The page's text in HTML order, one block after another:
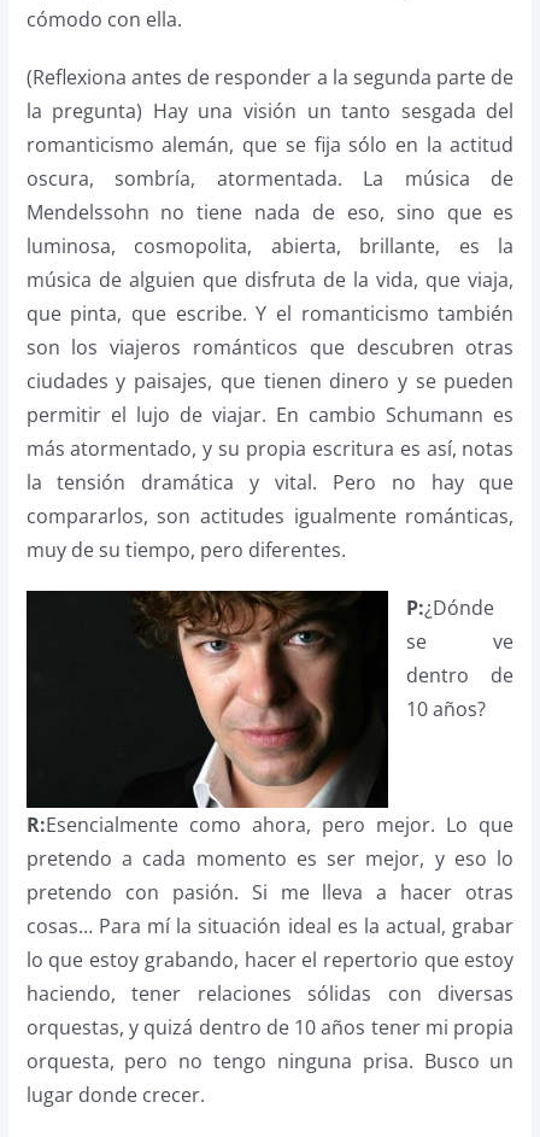
cómodo con ella.
(Reflexiona antes de responder a la segunda parte de
la pregunta) Hay una visión un tanto sesgada del
romanticismo alemán, que se fija sólo en la actitud
oscura, sombría, atormentada. La música de
Mendelssohn no tiene nada de eso, sino que es
luminosa, cosmopolita, abierta, brillante, es la
música de alguien que disfruta de la vida, que viaja,
que pinta, que escribe. Y el romanticismo también
son los viajeros románticos que descubren otras
ciudades y paisajes, que tienen dinero y se pueden
permitir el lujo de viajar. En cambio Schumann es
más atormentado, y su propia escritura es así, notas
la tensión dramática y vital. Pero no hay que
compararlos, son actitudes igualmente románticas,
muy de su tiempo, pero diferentes.
P:¿Dónde
se ve
dentro de
10 años?
R:Esencialmente como ahora, pero mejor. Lo que
pretendo a cada momento es ser mejor, y eso lo
pretendo con pasión. Si me lleva a hacer otras
cosas… Para mí la situación ideal es la actual, grabar
lo que estoy grabando, hacer el repertorio que estoy
haciendo, tener relaciones sólidas con diversas
orquestas, y quizá dentro de 10 años tener mi propia
orquesta, pero no tengo ninguna prisa. Busco un
lugar donde crecer.